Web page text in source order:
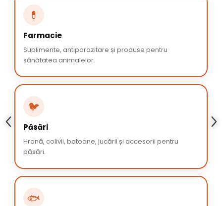
💊
Farmacie
Suplimente, antiparazitare și produse pentru
sănătatea animalelor.
🐦
Păsări
Hrană, colivii, batoane, jucării și accesorii pentru
păsări.
🐟